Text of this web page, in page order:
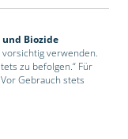
Biozide
verwenden.
zu befolgen.“ Für
Gebrauch stets